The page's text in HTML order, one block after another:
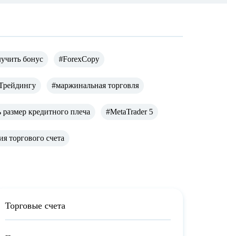
бонус #ForexCopy
#маржинальная торговля
размер кредитного плеча #MetaTrader 5
торгового счета
Торговые счета